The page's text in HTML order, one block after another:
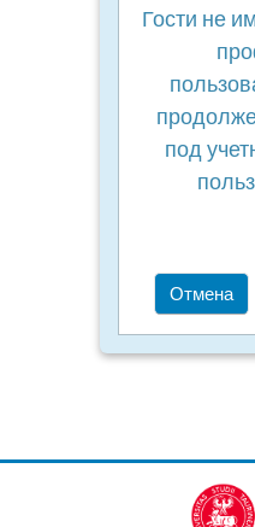
Гости не
под
Отмена